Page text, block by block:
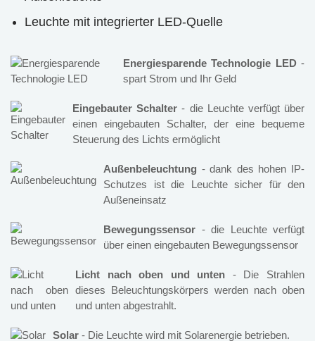
Leuchte mit integrierter LED-Quelle
Energiesparende Technologie LED-
spart Strom und Ihr Geld
Eingebauter Schalter - die Leuchte verfügt über
einen eingebauten Schalter, der eine bequeme
Steuerung des Lichts ermöglicht
Außenbeleuchtung - dank des hohen IP-
Schutzes ist die Leuchte sicher für den
Außeneinsatz
Bewegungssensor - die Leuchte verfügt
über einen eingebauten Bewegungssensor
Licht nach oben und unten - Die Strahlen
dieses Beleuchtungskörpers werden nach oben
und unten abgestrahlt.
Solar - Die Leuchte wird mit Solarenergie betrieben.